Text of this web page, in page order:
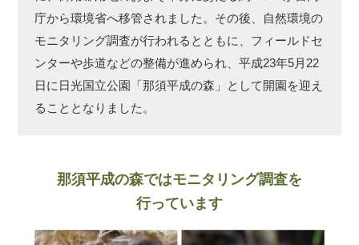
庁から環境省へ移管されました。その後、自然環境の
モニタリング調査が行われるとともに、フィールドセ
ンターや歩道などの整備が進められ、平成23年5月22
日に日光国立公園「那須平成の森」として開園を迎え
ることとなりました。
那須平成の森ではモニタリング調査を
行っています